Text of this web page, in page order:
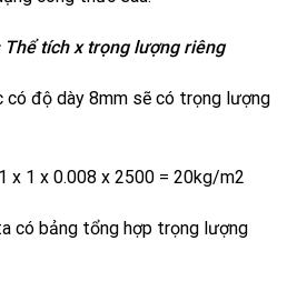
Thể tích x trọng lượng riêng
có độ dày 8mm sẽ có trọng lượng
x 1 x 0.008 x 2500 = 20kg/m2
có bảng tổng hợp trọng lượng